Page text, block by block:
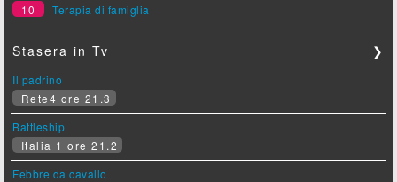
10
Terapia di famiglia
Stasera in Tv ❯
Il padrino
Rete4 ore 21.3
Battleship
Italia 1 ore 21.2
Febbre da cavallo